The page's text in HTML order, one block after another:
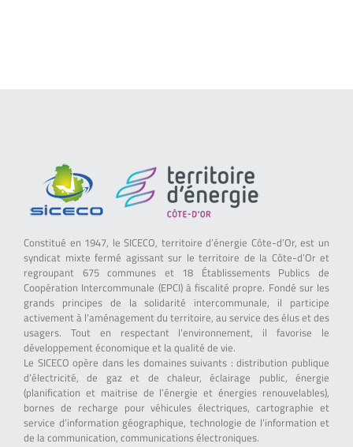
Constitué en 1947, le SICECO, territoire d’énergie Côte-d’Or, est un
syndicat mixte fermé agissant sur le territoire de la Côte-d’Or et
regroupant 675 communes et 18 Établissements Publics de
Coopération Intercommunale (EPCI) à fiscalité propre. Fondé sur les
grands principes de la solidarité intercommunale, il participe
activement à l’aménagement du territoire, au service des élus et des
usagers. Tout en respectant l’environnement, il favorise le
développement économique et la qualité de vie.
Le SICECO opère dans les domaines suivants : distribution publique
d’électricité, de gaz et de chaleur, éclairage public, énergie
(planification et maitrise de l’énergie et énergies renouvelables),
bornes de recharge pour véhicules électriques, cartographie et
service d’information géographique, technologie de l’information et
de la communication, communications électroniques.